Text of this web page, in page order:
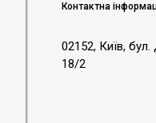
Контактна
02152, Київ,
18/2